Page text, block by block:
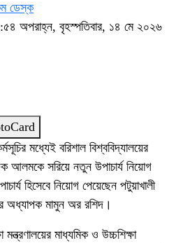
ডেস্ক
অপরাহ্ন, বৃহস্পতিবার, ১৪ মে ২০২৬
মধ্যেই বরিশাল বিশ্ববিদ্যালয়ের
আলমকে সরিয়ে নতুন উপাচার্য নিয়োগ
হিসেবে নিয়োগ পেয়েছেন পটুয়াখালী
অধ্যাপক মামুন অর রশিদ।
মাধ্যমিক ও উচ্চশিক্ষা